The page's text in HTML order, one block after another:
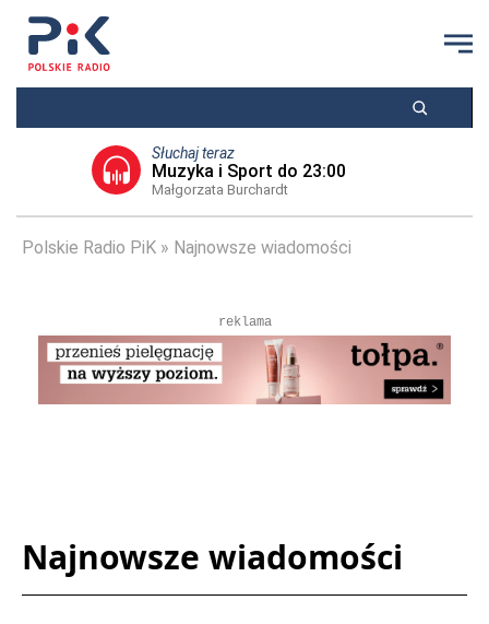
Słuchaj teraz
Muzyka i Sport do 23:00
Małgorzata Burchardt
Polskie Radio PiK Najnowsze wiadomości
reklama
Najnowsze wiadomości